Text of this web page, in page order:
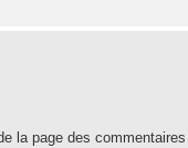
la page des